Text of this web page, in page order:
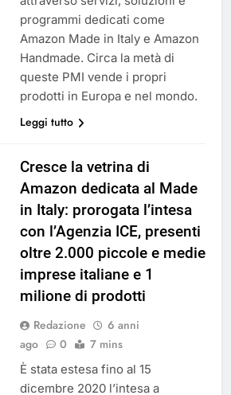
programmi dedicati come
Amazon Made in Italy e Amazon
Handmade. Circa la metà di
queste PMI vende i propri
prodotti in Europa e nel mondo.
Leggi tutto
Cresce la vetrina di
Amazon dedicata al Made
in Italy: prorogata l’intesa
con l’Agenzia ICE, presenti
oltre 2.000 piccole e medie
imprese italiane e 1
milione di prodotti
Redazione
6 anni
ago
0 7 mins
È stata estesa fino al 15
dicembre 2020 l’intesa a